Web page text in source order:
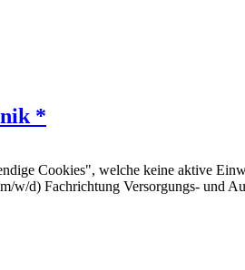
*
Cookies", welche keine aktive
w/d) Fachrichtung Versorgungs- und